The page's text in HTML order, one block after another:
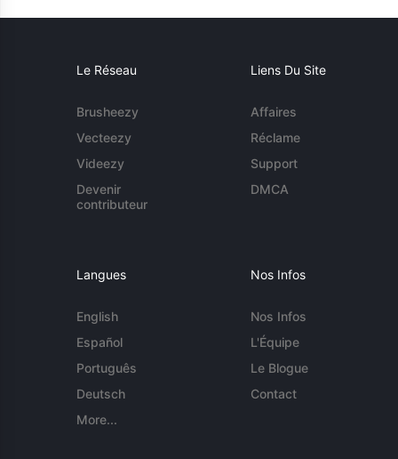
Le Réseau
Brusheezy
Vecteezy
Videezy
Devenir
contributeur
Liens Du Site
Affaires
Réclame
Support
DMCA
Langues
English
Español
Português
Deutsch
More...
Nos Infos
Nos Infos
L'Équipe
Le Blogue
Contact